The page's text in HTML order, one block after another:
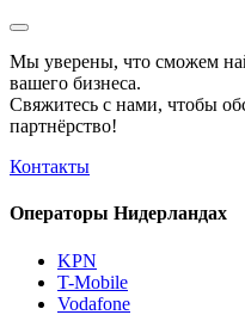
Мы уверены, что сможем
вашего бизнеса.
Свяжитесь с нами, чтобы
партнёрство!
Контакты
Операторы Нидерландах
KPN
T-Mobile
Vodafone